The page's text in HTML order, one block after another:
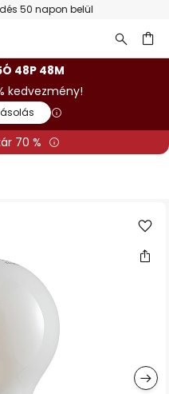
50 napon belül
48P 48M
kedvezmény!
70 %